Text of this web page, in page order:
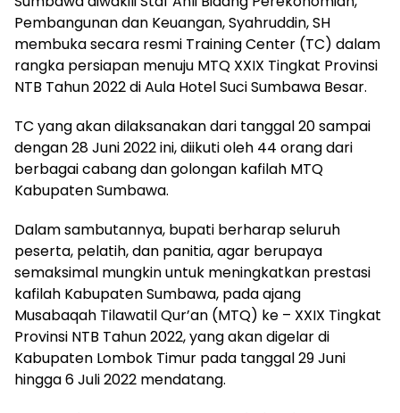
Pembangunan dan Keuangan, Syahruddin, SH
membuka secara resmi Training Center (TC) dalam
rangka persiapan menuju MTQ XXIX Tingkat Provinsi
NTB Tahun 2022 di Aula Hotel Suci Sumbawa Besar.
TC yang akan dilaksanakan dari tanggal 20 sampai
dengan 28 Juni 2022 ini, diikuti oleh 44 orang dari
berbagai cabang dan golongan kafilah MTQ
Kabupaten Sumbawa.
Dalam sambutannya, bupati berharap seluruh
peserta, pelatih, dan panitia, agar berupaya
semaksimal mungkin untuk meningkatkan prestasi
kafilah Kabupaten Sumbawa, pada ajang
Musabaqah Tilawatil Qur’an (MTQ) ke – XXIX Tingkat
Provinsi NTB Tahun 2022, yang akan digelar di
Kabupaten Lombok Timur pada tanggal 29 Juni
hingga 6 Juli 2022 mendatang.